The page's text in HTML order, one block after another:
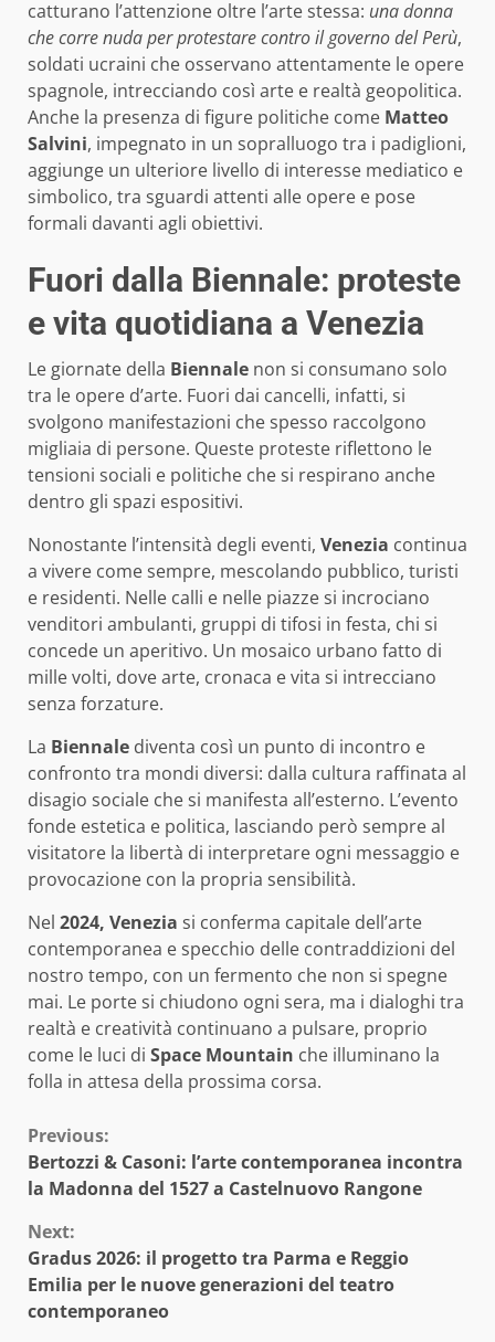
catturano l’attenzione oltre l’arte stessa: una donna
che corre nuda per protestare contro il governo del Perù,
soldati ucraini che osservano attentamente le opere
spagnole, intrecciando così arte e realtà geopolitica.
Anche la presenza di figure politiche come Matteo
Salvini, impegnato in un sopralluogo tra i padiglioni,
aggiunge un ulteriore livello di interesse mediatico e
simbolico, tra sguardi attenti alle opere e pose
formali davanti agli obiettivi.
Fuori dalla Biennale: proteste
e vita quotidiana a Venezia
Le giornate della Biennale non si consumano solo
tra le opere d’arte. Fuori dai cancelli, infatti, si
svolgono manifestazioni che spesso raccolgono
migliaia di persone. Queste proteste riflettono le
tensioni sociali e politiche che si respirano anche
dentro gli spazi espositivi.
Nonostante l’intensità degli eventi, Venezia continua
a vivere come sempre, mescolando pubblico, turisti
e residenti. Nelle calli e nelle piazze si incrociano
venditori ambulanti, gruppi di tifosi in festa, chi si
concede un aperitivo. Un mosaico urbano fatto di
mille volti, dove arte, cronaca e vita si intrecciano
senza forzature.
La Biennale diventa così un punto di incontro e
confronto tra mondi diversi: dalla cultura raffinata al
disagio sociale che si manifesta all’esterno. L’evento
fonde estetica e politica, lasciando però sempre al
visitatore la libertà di interpretare ogni messaggio e
provocazione con la propria sensibilità.
Nel 2024, Venezia si conferma capitale dell’arte
contemporanea e specchio delle contraddizioni del
nostro tempo, con un fermento che non si spegne
mai. Le porte si chiudono ogni sera, ma i dialoghi tra
realtà e creatività continuano a pulsare, proprio
come le luci di Space Mountain che illuminano la
folla in attesa della prossima corsa.
Continue
Reading
Previous:
Bertozzi & Casoni: l’arte contemporanea incontra
la Madonna del 1527 a Castelnuovo Rangone
Next:
Gradus 2026: il progetto tra Parma e Reggio
Emilia per le nuove generazioni del teatro
contemporaneo